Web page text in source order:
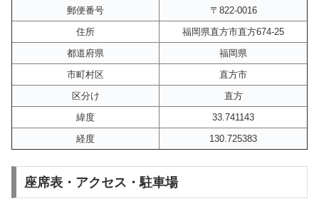
郵便番号
〒822-0016
住所
福岡県直方市直方674-25
都道府県
福岡県
市町村区
直方市
区分け
直方
緯度
33.741143
経度
130.725383
座席表・アクセス・駐車場